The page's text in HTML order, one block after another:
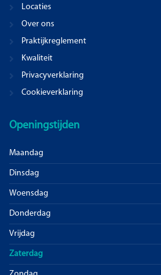
Locaties
Over ons
Praktijkreglement
Kwaliteit
Privacyverklaring
Cookieverklaring
Openingstijden
Maandag
Dinsdag
Woensdag
Donderdag
Vrijdag
Zaterdag